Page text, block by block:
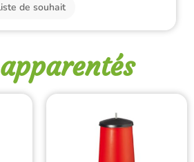
de souhait